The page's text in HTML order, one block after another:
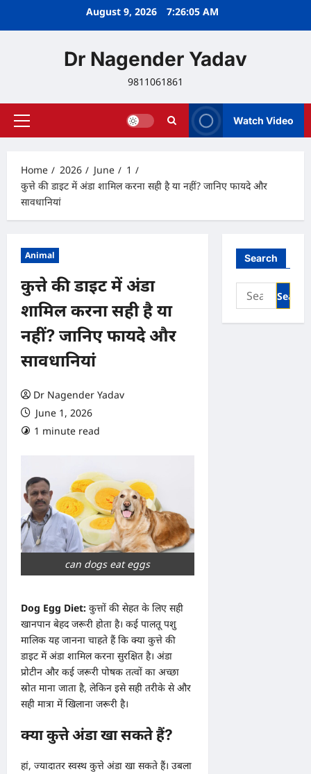
August 9, 2026 7:26:06 AM
Dr Nagender Yadav
9811061861
Primary
Watch Video
Home 2026 June
1
कुत्ते की डाइट में अंडा शामिल करना सही है या नहीं? जानिए फायदे और
सावधानियां
Animal
कुत्ते की डाइट में अंडा
शामिल करना सही है या
नहीं? जानिए फायदे और
सावधानियां
Dr Nagender Yadav
June 1, 2026
1 minute read
can dogs eat eggs
Dog Egg Diet: कुत्तों की सेहत के लिए सही
खानपान बेहद जरूरी होता है। कई पालतू पशु
मालिक यह जानना चाहते हैं कि क्या कुत्ते की
डाइट में अंडा शामिल करना सुरक्षित है। अंडा
प्रोटीन और कई जरूरी पोषक तत्वों का अच्छा
स्रोत माना जाता है, लेकिन इसे सही तरीके से और
सही मात्रा में खिलाना जरूरी है।
क्या कुत्ते अंडा खा सकते हैं?
हां, ज्यादातर स्वस्थ कुत्ते अंडा खा सकते हैं। उबला
Search
Search
for: